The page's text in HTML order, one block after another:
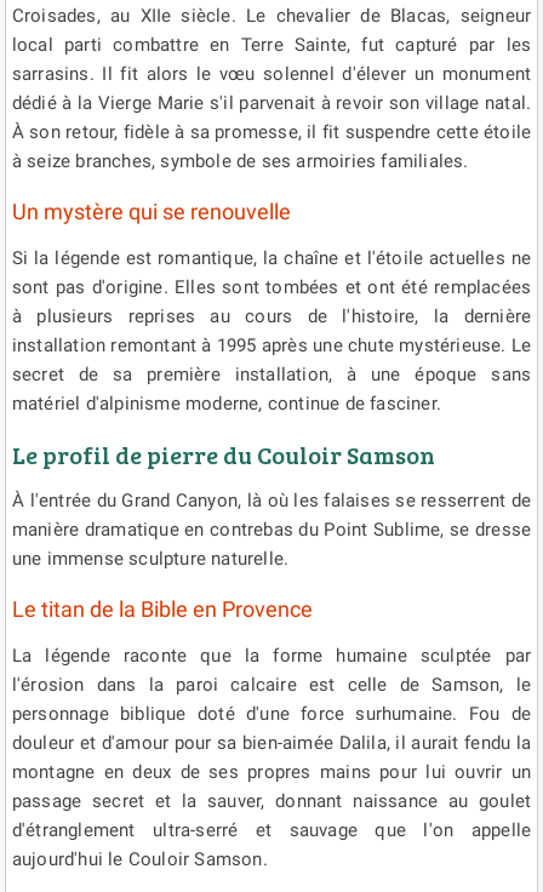
Croisades, au XIIe siècle. Le chevalier de Blacas, seigneur
local parti combattre en Terre Sainte, fut capturé par les
sarrasins. Il fit alors le vœu solennel d'élever un monument
dédié à la Vierge Marie s'il parvenait à revoir son village natal.
À son retour, fidèle à sa promesse, il fit suspendre cette étoile
à seize branches, symbole de ses armoiries familiales.
Un mystère qui se renouvelle
Si la légende est romantique, la chaîne et l'étoile actuelles ne
sont pas d'origine. Elles sont tombées et ont été remplacées
à plusieurs reprises au cours de l'histoire, la dernière
installation remontant à 1995 après une chute mystérieuse. Le
secret de sa première installation, à une époque sans
matériel d'alpinisme moderne, continue de fasciner.
Le profil de pierre du Couloir Samson
À l'entrée du Grand Canyon, là où les falaises se resserrent de
manière dramatique en contrebas du Point Sublime, se dresse
une immense sculpture naturelle.
Le titan de la Bible en Provence
La légende raconte que la forme humaine sculptée par
l'érosion dans la paroi calcaire est celle de Samson, le
personnage biblique doté d'une force surhumaine. Fou de
douleur et d'amour pour sa bien-aimée Dalila, il aurait fendu la
montagne en deux de ses propres mains pour lui ouvrir un
passage secret et la sauver, donnant naissance au goulet
d'étranglement ultra-serré et sauvage que l'on appelle
aujourd'hui le Couloir Samson.